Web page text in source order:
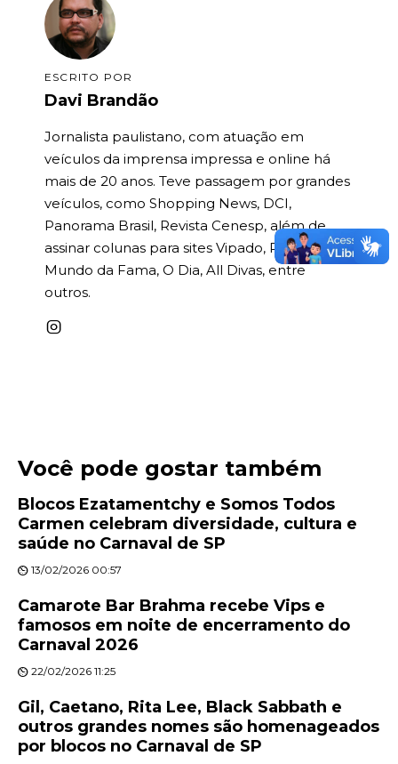
ESCRITO POR
Davi Brandão
Jornalista paulistano, com atuação em
veículos da imprensa impressa e online há
mais de 20 anos. Teve passagem por grandes
veículos, como Shopping News, DCI,
Panorama Brasil, Revista Cenesp, além de
assinar colunas para sites Vipado, Revista
Mundo da Fama, O Dia, All Divas, entre
outros.
Você pode gostar também
Blocos Ezatamentchy e Somos Todos
Carmen celebram diversidade, cultura e
saúde no Carnaval de SP
13/02/2026 00:57
Camarote Bar Brahma recebe Vips e
famosos em noite de encerramento do
Carnaval 2026
22/02/2026 11:25
Gil, Caetano, Rita Lee, Black Sabbath e
outros grandes nomes são homenageados
por blocos no Carnaval de SP